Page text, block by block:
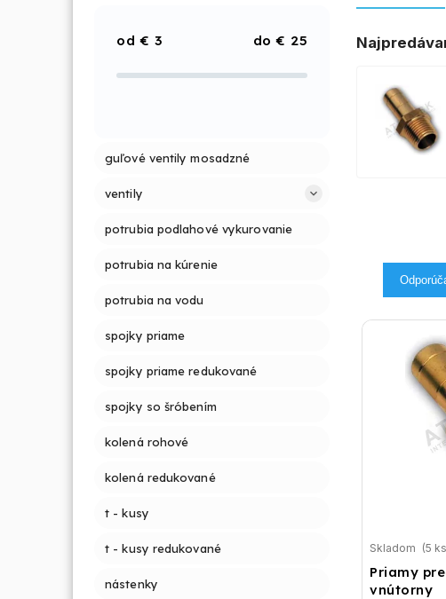
€ 3 € 25
guľové ventily mosadzné
ventily
potrubia podlahové vykurovanie
potrubia na kúrenie
potrubia na vodu
spojky priame
spojky priame redukované
spojky so šróbením
kolená rohové
kolená redukované
t - kusy
t - kusy redukované
nástenky
Priamy
vnútorny
Skladom (5